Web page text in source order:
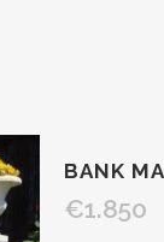
BANK
€1.850